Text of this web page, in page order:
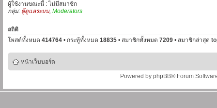
ผู้ใช้งานขณะนี้ : ไม่มีสมาชิก
กลุ่ม: ผู้ดูแลระบบ, Moderators
สถิติ
โพสต์ทั้งหมด 414764 • กระทู้ทั้งหมด 18835 • สมาชิกทั้งหมด 7209 • สมาชิกล่าสุด
หน้าเว็บบอร์ด
Powered by phpBB® Forum